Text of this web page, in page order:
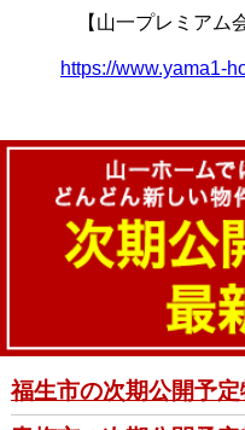
【山一プレミアム
https://www.yama1-
福生市の次期公開予